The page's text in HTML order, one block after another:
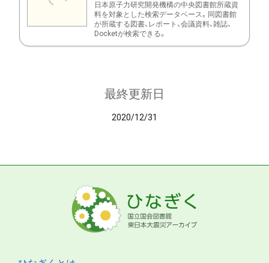
日本原子力研究開発機構の中央図書館所蔵資
料を対象とした検索データベース。同図書館
が所蔵する図書、レポート、会議資料、雑誌、
Docketが検索できる。
最終更新日
2020/12/31